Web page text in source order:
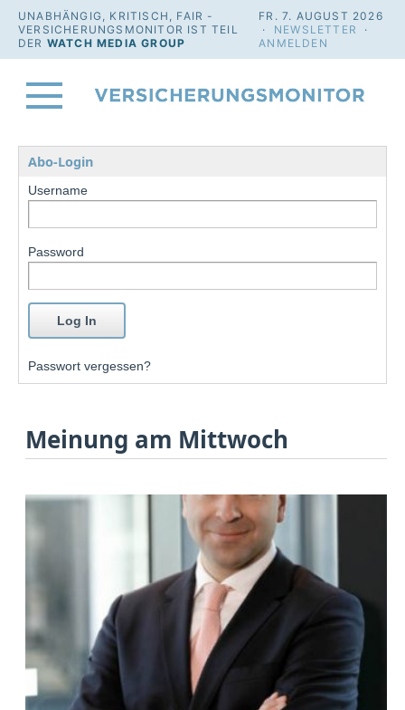
UNABHÄNGIG, KRITISCH, FAIR -
VERSICHERUNGSMONITOR IST TEIL
DER WATCH MEDIA GROUP
FR. 7. AUGUST 2026
· NEWSLETTER
·
ANMELDEN
Abo-Login
Username
Password
Passwort vergessen?
Meinung am Mittwoch